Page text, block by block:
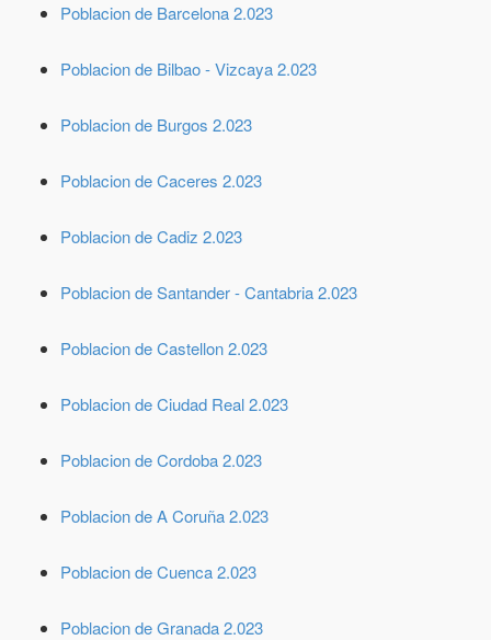
Poblacion de Barcelona 2.023
Poblacion de Bilbao - Vizcaya 2.023
Poblacion de Burgos 2.023
Poblacion de Caceres 2.023
Poblacion de Cadiz 2.023
Poblacion de Santander - Cantabria 2.023
Poblacion de Castellon 2.023
Poblacion de Ciudad Real 2.023
Poblacion de Cordoba 2.023
Poblacion de A Coruña 2.023
Poblacion de Cuenca 2.023
Poblacion de Granada 2.023